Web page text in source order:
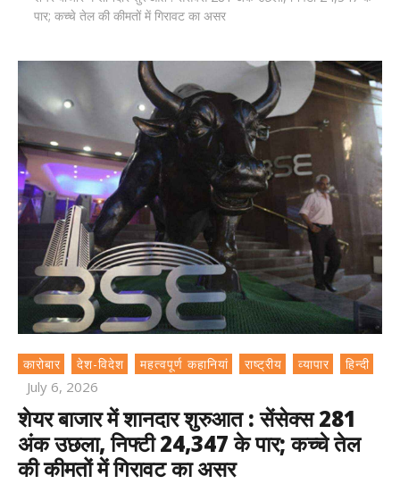
पार; कच्चे तेल की कीमतों में गिरावट का असर
कारोबार देश-विदेश महत्वपूर्ण कहानियां राष्ट्रीय व्यापार हिन्दी
July 6, 2026
शेयर बाजार में शानदार शुरुआत : सेंसेक्स 281
अंक उछला, निफ्टी 24,347 के पार; कच्चे तेल
की कीमतों में गिरावट का असर